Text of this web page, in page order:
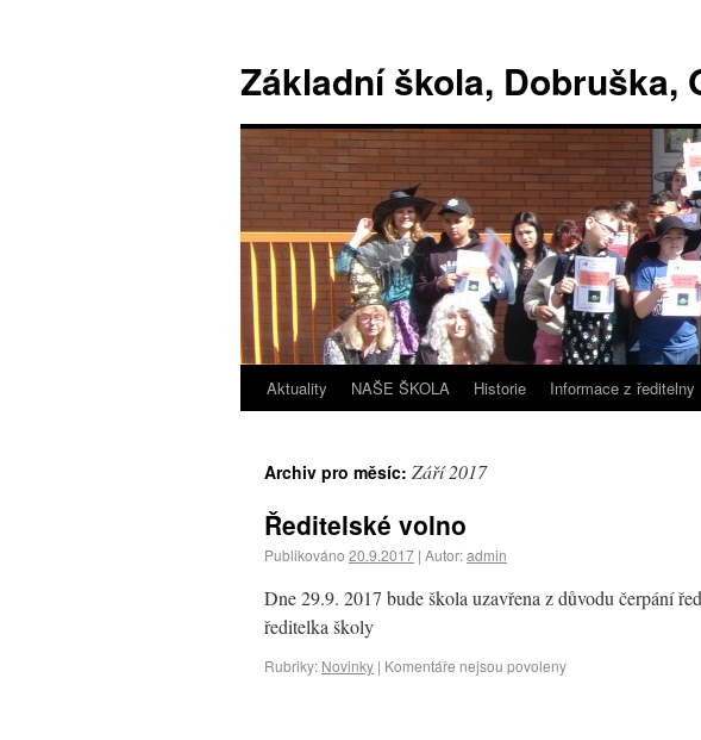
Základní škola, Dobruška,
Aktuality NAŠE ŠKOLA Historie Informace z ředitelny
Archiv pro měsíc: Září 2017
Ředitelské volno
Publikováno 20.9.2017 | Autor:admin
Dne 29.9. 2017 bude škola uzavřena z důvodu čerpání
ředitelka školy
Rubriky: Novinky | Komentáře nejsou povoleny